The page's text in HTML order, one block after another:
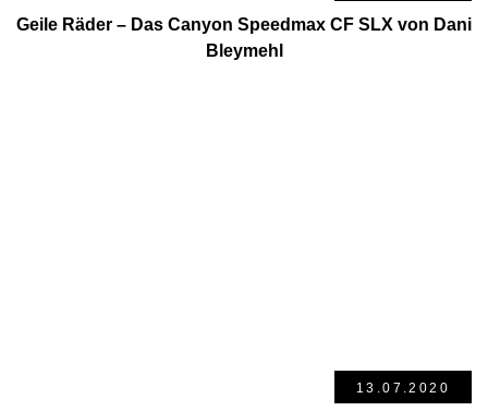
Geile Räder – Das Canyon Speedmax CF SLX von Dani
Bleymehl
13.07.2020